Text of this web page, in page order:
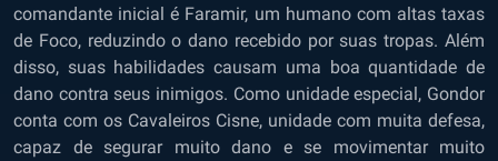
comandante inicial é Faramir, um humano com altas taxas
de Foco, reduzindo o dano recebido por suas tropas. Além
disso, suas habilidades causam uma boa quantidade de
dano contra seus inimigos. Como unidade especial, Gondor
conta com os Cavaleiros Cisne, unidade com muita defesa,
capaz de segurar muito dano e se movimentar muito